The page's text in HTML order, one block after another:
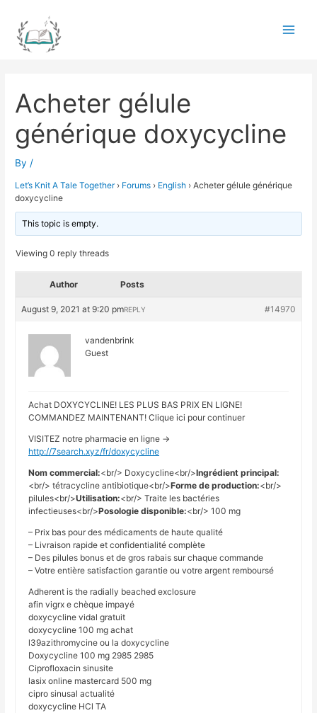
content
Acheter gélule
générique doxycycline
By /
Let’s Knit A Tale Together › Forums › English › Acheter gélule générique
doxycycline
This topic is empty.
Viewing 0 reply threads
Author Posts
August 9, 2021 at 9:20 pm #14970
REPLY
vandenbrink
Guest
Achat DOXYCYCLINE! LES PLUS BAS PRIX EN LIGNE!
COMMANDEZ MAINTENANT! Clique ici pour continuer
VISITEZ notre pharmacie en ligne ->
http://7search.xyz/fr/doxycycline
Nom commercial:<br/> Doxycycline<br/>Ingrédient principal:
<br/> tétracycline antibiotique<br/>Forme de production:<br/>
pilules<br/>Utilisation:<br/> Traite les bactéries
infectieuses<br/>Posologie disponible:<br/> 100 mg
– Prix bas pour des médicaments de haute qualité
– Livraison rapide et confidentialité complète
– Des pilules bonus et de gros rabais sur chaque commande
– Votre entière satisfaction garantie ou votre argent remboursé
Adherent is the radially beached exclosure
afin vigrx e chèque impayé
doxycycline vidal gratuit
doxycycline 100 mg achat
l39azithromycine ou la doxycycline
Doxycycline 100 mg 2985 2985
Ciprofloxacin sinusite
lasix online mastercard 500 mg
cipro sinusal actualité
doxycycline HCl TA